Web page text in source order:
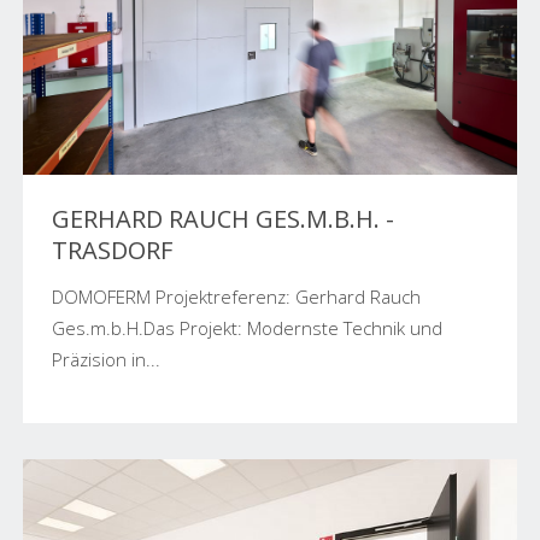
GERHARD RAUCH GES.M.B.H. -
TRASDORF
DOMOFERM Projektreferenz: Gerhard Rauch
Ges.m.b.H.Das Projekt: Modernste Technik und
Präzision in...